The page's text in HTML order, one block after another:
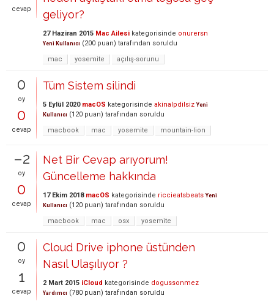
cevap
geliyor?
27 Haziran 2015 Mac Ailesi kategorisinde onurersn
Yeni Kullanıcı (200 puan) tarafından soruldu
mac
yosemite açılış-sorunu
0
oy
0
cevap
Tüm Sistem silindi
5 Eylül 2020 macOS kategorisinde akinalpdilsiz Yeni
Kullanıcı (120 puan) tarafından soruldu
macbook
mac yosemite mountain-lion
–2
oy
0
cevap
Net Bir Cevap arıyorum!
Güncelleme hakkında
17 Ekim 2018 macOS kategorisinde riccieatsbeats Yeni
Kullanıcı (120 puan) tarafından soruldu
macbook
mac osx yosemite
0
oy
1
cevap
Cloud Drive iphone üstünden
Nasıl Ulaşılıyor ?
2 Mart 2015 iCloud kategorisinde dogussonmez
Yardımcı (780 puan) tarafından soruldu